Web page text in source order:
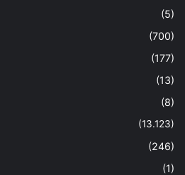
(5)
(700)
(177)
(13)
(8)
(13.123)
(246)
(1)